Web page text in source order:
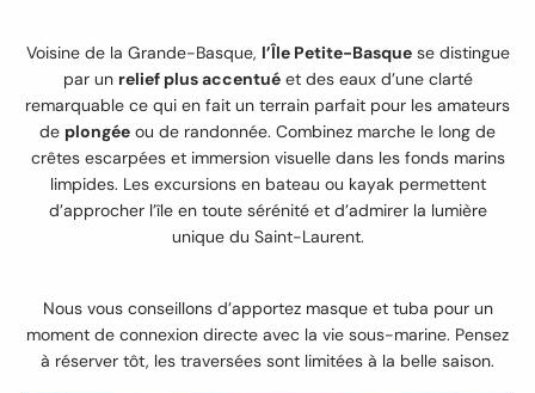
Voisine de la Grande-Basque, l’Île Petite-Basquese distingue
par un relief plus accentuéet des eaux d’une clarté
remarquable ce qui en fait un terrain parfait pour les amateurs
de plongée ou de randonnée. Combinez marche le long de
crêtes escarpées et immersion visuelle dans les fonds marins
limpides. Les excursions en bateau ou kayak permettent
d’approcher l’île en toute sérénité et d’admirer la lumière
unique du Saint-Laurent.
Nous vous conseillons d’apportez masque et tuba pour un
moment de connexion directe avec la vie sous-marine. Pensez
à réserver tôt, les traversées sont limitées à la belle saison.